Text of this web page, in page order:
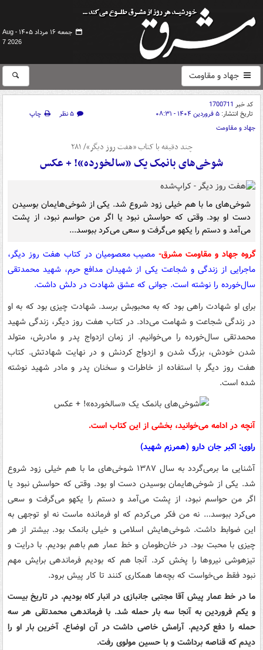
جمعه ۱۶ مرداد ۱۴۰۵ -
Aug
7 2026
جهاد و مقاومت
کد خبر 1700711
تاریخ انتشار: ۵ فروردین ۱۴۰۴ - ۰۸:۳۱ ۵ نظر
چاپ
جهاد و مقاومت
چند دقیقه با کتاب‌ «هفت روز دیگر»/ ۲۸۱
شوخی‌های بانمک یک «سالخورده»! + ‌عکس
شوخی‌های ما با هم خیلی زود شروع شد. یکی از شوخی‌هایمان بوسیدن
دست او بود. وقتی که حواسش نبود یا اگر من حواسم نبود، از پشت
می‌آمد و دستم را یکهو می‌گرفت و سعی می‌کرد ببوسد...
گروه جهاد و مقاومت مشرق- مصیب معصومیان در کتاب هفت روز دیگر،
ماجرایی از زندگی و شجاعت یکی از شهیدان مدافع حرم، شهید محمدتقی
سال‌خورده را نوشته است. جوانی که عشق شهادت در دلش داشت.
برای او شهادت راهی بود که به محبوبش برسد. شهادت چیزی بود که به او
در زندگی شجاعت و شهامت می‌داد. در کتاب هفت روز دیگر، زندگی شهید
محمدتقی سال‌خورده را می‌خوانیم. از زمان ازدواج پدر و مادرش، متولد
شدن خودش، بزرگ شدن و ازدواج کردنش و در نهایت شهادتش. کتاب
هفت روز دیگر با استفاده از خاطرات و سخنان پدر و مادر شهید نوشته
شده است.
آنچه در ادامه می‌خوانید، بخشی از این کتاب است.
راوی: اکبر جان دارو (همرزم شهید)
آشنایی ما برمی‌گردد به سال ۱۳۸۷ شوخی‌های ما با هم خیلی زود شروع
شد. یکی از شوخی‌هایمان بوسیدن دست او بود. وقتی که حواسش نبود یا
اگر من حواسم نبود، از پشت می‌آمد و دستم را یکهو می‌گرفت و سعی
می‌کرد ببوسد... نه من فکر می‌کردم که او فرمانده ماست نه او توجهی به
این ضوابط داشت. شوخی‌هایش اسلامی و خیلی بانمک بود. بیشتر از هر
چیزی با محبت بود. در خان‌طومان و خط عمار هم باهم بودیم. با درایت و
تیزهوشی نیروها را پخش کرد. آنجا هم که بودیم فرماندهی برایش مهم
نبود فقط می‌خواست که بچه‌ها همکاری کنند تا کار پیش برود.
ما در خط عمار پیش آقا مجتبی جانبازی در انبار کاه بودیم. در تاریخ بیست
و یکم فروردین به آنجا سه بار حمله شد. با فرماندهی محمدتقی هر سه
حمله را دفع کردیم. آرامش خاصی داشت در آن اوضاع. آخرین بار او را
دیدم که قناصه برداشت و با حسین مولوی رفت.